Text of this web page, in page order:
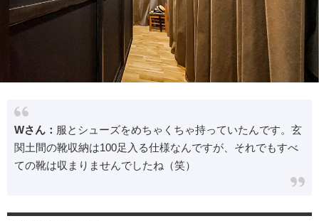
Wさん： 服とシューズをめちゃくちゃ持っていたんです。玄
関土間の靴収納は100足入る仕様なんですが、それでもすべ
ての靴は収まりませんでしたね（笑）